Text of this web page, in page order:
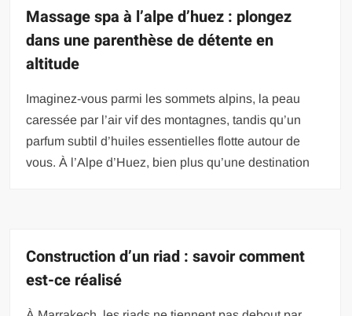
Massage spa à l’alpe d’huez : plongez
dans une parenthèse de détente en
altitude
Imaginez-vous parmi les sommets alpins, la peau
caressée par l’air vif des montagnes, tandis qu’un
parfum subtil d’huiles essentielles flotte autour de
vous. À l’Alpe d’Huez, bien plus qu’une destination
Construction d’un riad : savoir comment
est-ce réalisé